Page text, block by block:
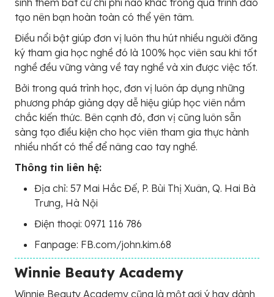
tạo nên bạn hoàn toàn có thể yên tâm.
Điều nổi bật giúp đơn vị luôn thu hút nhiều người đăng
ký tham gia học nghề đó là 100% học viên sau khi tốt
nghề đều vững vàng về tay nghề và xin được việc tốt.
Bởi trong quá trình học, đơn vị luôn áp dụng những
phương pháp giảng dạy dễ hiệu giúp học viên nắm
chắc kiến thức. Bên cạnh đó, đơn vị cũng luôn sẵn
sàng tạo điều kiện cho học viên tham gia thực hành
nhiều nhất có thể để nâng cao tay nghề.
Thông tin liên hệ:
Địa chỉ: 57 Mai Hắc Đế, P. Bùi Thị Xuân, Q. Hai Bà
Trưng, Hà Nội
Điện thoại: 0971 116 786
Fanpage: FB.com/john.kim.68
Winnie Beauty Academy
Winnie Beauty Academy cũng là một gợi ý hay dành